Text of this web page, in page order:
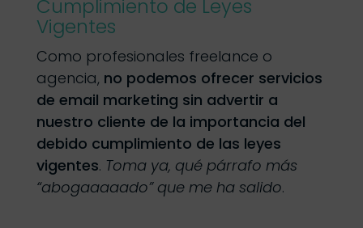
Cumplimiento de Leyes
Vigentes
Como profesionales freelance o
agencia, no podemos ofrecer servicios
de email marketing sin advertir a
nuestro cliente de la importancia del
debido cumplimiento de las leyes
vigentes. Toma ya, qué párrafo más
“abogaaaaado” que me ha salido.